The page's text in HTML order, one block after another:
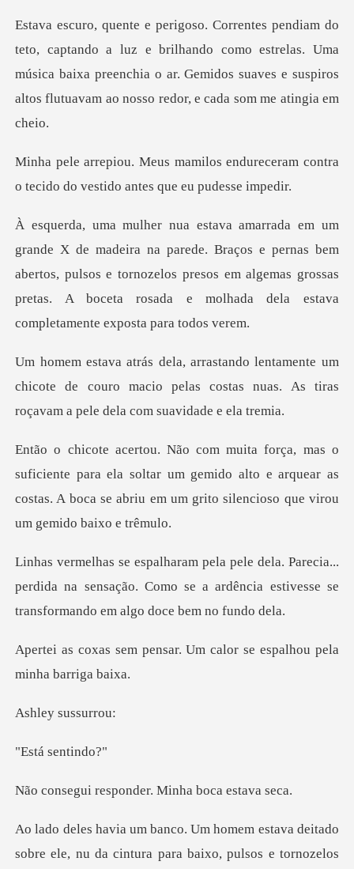
e brilhando como estrelas. Uma
música baixa preenchia o ar. Gemidos suaves
endureceram contra
o tecido do ves
Braços e pernas bem
abertos, pulsos e tornozelos presos em algemas grossas
preta
um
chicote de couro macio pelas costas nuas. As ti
para ela soltar um gemido alto e arquear as
costas. A boca se a
ia...
perdida na sensação. Como se a ardência estive
ar. Um calor se espalhou
sussu
sent
sponder. Minha
tornozelos